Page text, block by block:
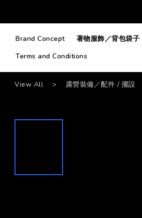
Brand Concept 著物服飾／背包袋子
Terms and Conditions
View All > 露營裝備／配件 / 擺設